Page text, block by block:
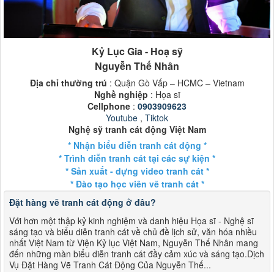
Kỷ Lục Gia - Hoạ sỹ
Nguyễn Thế Nhân
Địa chỉ thường trú : Quận Gò Vấp – HCMC – Vietnam
Nghề nghiệp : Họa sĩ
Cellphone : 0903909623
Youtube , Tiktok
Nghệ sỹ tranh cát động Việt Nam
* Nhận biểu diễn tranh cát động *
* Trình diễn tranh cát tại các sự kiện *
* Sản xuất - dựng video tranh cát *
* Đào tạo học viên vẽ tranh cát *
Đặt hàng vẽ tranh cát động ở đâu?
Với hơn một thập kỷ kinh nghiệm và danh hiệu Họa sĩ - Nghệ sĩ
sáng tạo và biểu diễn tranh cát về chủ đề lịch sử, văn hóa nhiều
nhất Việt Nam từ Viện Kỷ lục Việt Nam, Nguyễn Thế Nhân mang
đến những màn biểu diễn tranh cát đầy cảm xúc và sáng tạo.Dịch
Vụ Đặt Hàng Vẽ Tranh Cát Động Của Nguyễn Thế...